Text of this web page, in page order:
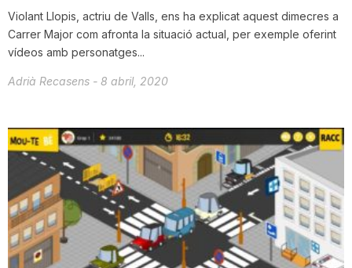
r
a
g
o
Violant Llopis, actriu de Valls, ens ha explicat aquest dimecres a
Carrer Major com afronta la situació actual, per exemple oferint
vídeos amb personatges...
Adrià Recasens - 8 abril, 2020